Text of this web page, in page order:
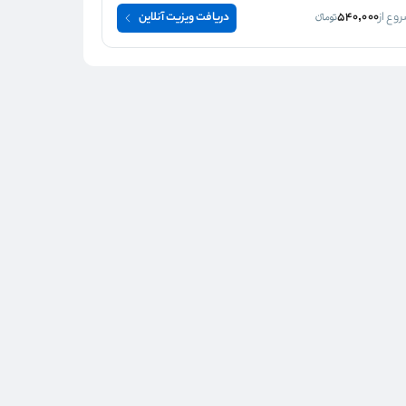
از540,000 دریافت ویزیت آنلاین